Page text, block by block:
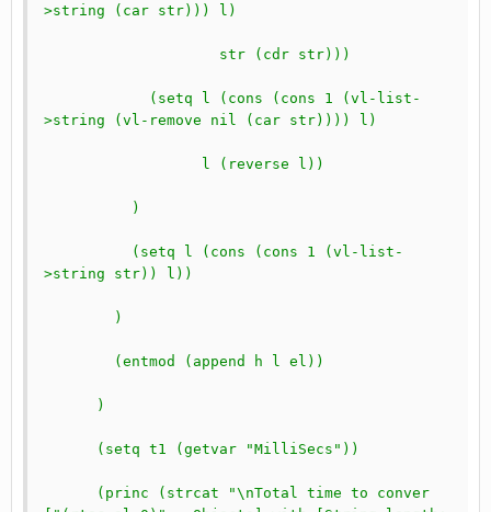
>string (car str))) l)
		    str (cdr str)))
>string (vl-remove nil (car str)))) l)
		  l (reverse l))
	  )
>string str)) l))
	(entmod (append h l el))
      )
      (setq t1 (getvar "MilliSecs"))